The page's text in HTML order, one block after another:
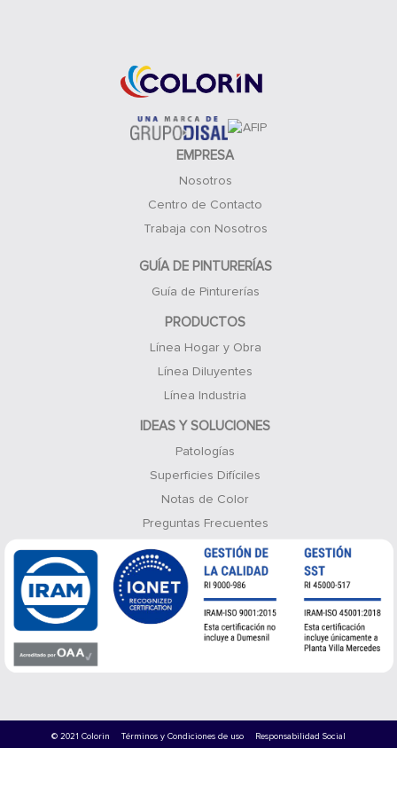
EMPRESA
Nosotros
Centro de Contacto
Trabaja con Nosotros
GUÍA DE PINTURERÍAS
Guía de Pinturerías
PRODUCTOS
Línea Hogar y Obra
Línea Diluyentes
Línea Industria
IDEAS Y SOLUCIONES
Patologías
Superficies Difíciles
Notas de Color
Preguntas Frecuentes
© 2021 Colorin Términos y Condiciones de uso Responsabilidad Social